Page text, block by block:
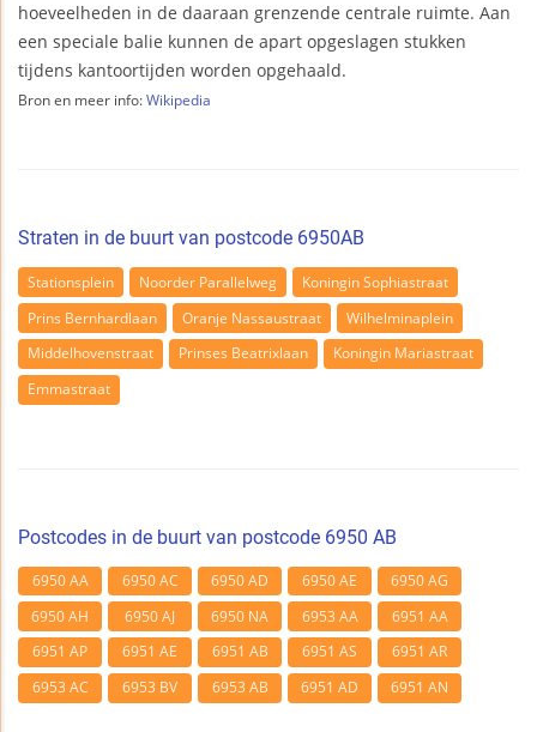
hoeveelheden in de daaraan grenzende centrale ruimte. Aan
een speciale balie kunnen de apart opgeslagen stukken
tijdens kantoortijden worden opgehaald.
Bron en meer info: Wikipedia
Straten in de buurt van postcode 6950AB
Stationsplein Noorder Parallelweg
Koningin Sophiastraat
Prins Bernhardlaan
Oranje Nassaustraat
Wilhelminaplein
Middelhovenstraat
Prinses Beatrixlaan
Koningin Mariastraat
Emmastraat
Postcodes in de buurt van postcode 6950 AB
6950 AA 6950 AC 6950 AD 6950 AE
6950 AG
6950 AH
6950 AJ 6950 NA 6953 AA
6951 AA
6951 AP
6951 AE 6951 AB 6951 AS
6951 AR
6953 AC
6953 BV 6953 AB 6951 AD 6951 AN